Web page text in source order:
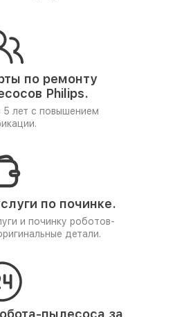
по ремонту
Philips.
лет с повышением
по починке.
и починку роботов-
детали.
пылесоса за